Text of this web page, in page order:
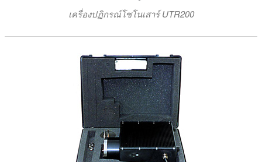
เครื่องปฏิกรณ์โซโนเสาร์ UTR200